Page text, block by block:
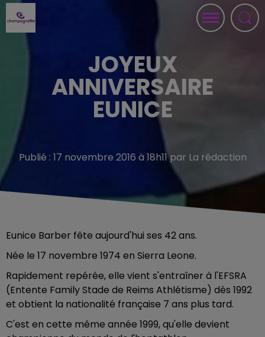
JOYEUX
ANNIVERSAIRE
EUNICE
Publié : 17 novembre 2016 à 18h11 par La rédaction
Eunice Barber fête aujourd'hui ses 42 ans.
Née le 17 novembre 1974 en Sierra Leone.
Rapidement repérée, elle vient s'entraîner à l'EFSRA
(Entente Family Stade de Reims Athlétisme) dès 1992
et obtient la nationalité française 7 ans plus tard.
C'est en cette même année 1999, qu'elle devient